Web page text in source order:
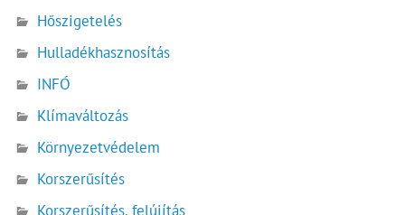
Hőszigetelés
Hulladékhasznosítás
INFÓ
Klímaváltozás
Környezetvédelem
Korszerűsítés
Korszerűsítés, felújítás